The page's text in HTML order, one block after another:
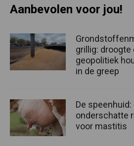
Aanbevolen voor jou!
grillig: droogte
geopolitiek
in de greep
De speenhuid:
onderschatte
voor mastitis